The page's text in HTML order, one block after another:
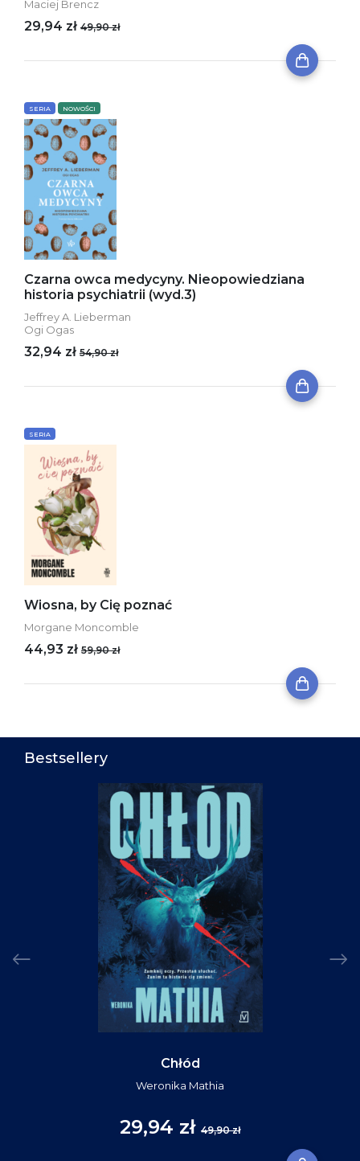
Maciej Brencz
29,94 zł 49,90 zł
SERIA NOWOŚCI
Czarna owca medycyny. Nieopowiedziana
historia psychiatrii (wyd.3)
Jeffrey A. Lieberman
Ogi Ogas
32,94 zł 54,90 zł
SERIA
Wiosna, by Cię poznać
Morgane Moncomble
44,93 zł 59,90 zł
Bestsellery
Chłód
Weronika Mathia
29,94 zł 49,90 zł